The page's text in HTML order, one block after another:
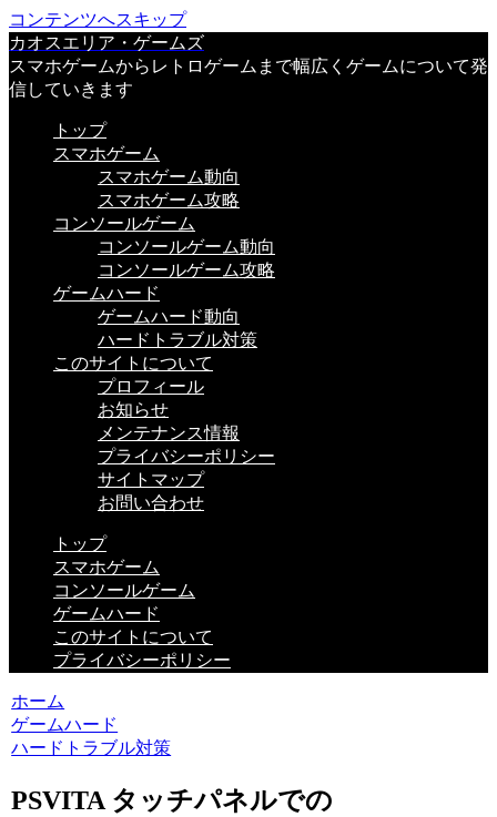
コンテンツへスキップ
カオスエリア・ゲームズ
スマホゲームからレトロゲームまで幅広くゲームについて発
信していきます
トップ
スマホゲーム
スマホゲーム動向
スマホゲーム攻略
コンソールゲーム
コンソールゲーム動向
コンソールゲーム攻略
ゲームハード
ゲームハード動向
ハードトラブル対策
このサイトについて
プロフィール
お知らせ
メンテナンス情報
プライバシーポリシー
サイトマップ
お問い合わせ
トップ
スマホゲーム
コンソールゲーム
ゲームハード
このサイトについて
プライバシーポリシー
ホーム
ゲームハード
ハードトラブル対策
PSVITA タッチパネルでの